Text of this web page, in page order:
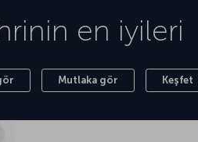
en iyileri
Mutlaka gör Keşfet